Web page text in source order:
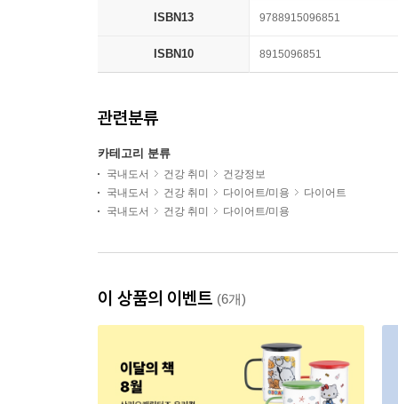
ISBN13 9788915096851
ISBN10 8915096851
관련분류
카테고리 분류
국내도서 건강 취미
건강정보
국내도서
건강 취미 다이어트/미용
다이어트
국내도서
건강 취미 다이어트/미용
이 상품의 이벤트 (6개)